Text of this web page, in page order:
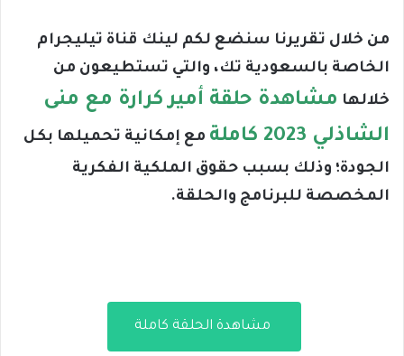
من خلال تقريرنا سنضع لكم لينك قناة تيليجرام
الخاصة بالسعودية تك، والتي تستطيعون من
خلالها مشاهدة حلقة أمير كرارة مع منى
الشاذلي 2023 كاملة
مع إمكانية تحميلها بكل
الجودة؛ وذلك بسبب حقوق الملكية الفكرية
المخصصة للبرنامج والحلقة.
مشاهدة الحلقة كاملة